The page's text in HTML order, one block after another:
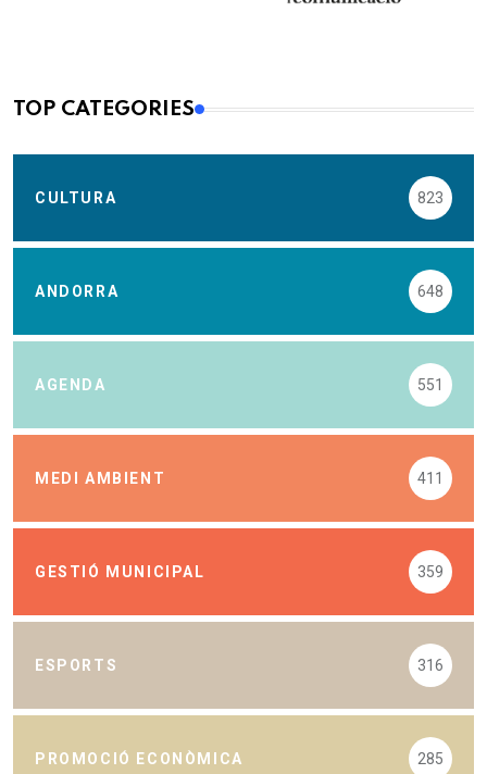
TOP CATEGORIES
CULTURA 823
ANDORRA 648
AGENDA 551
MEDI AMBIENT 411
GESTIÓ MUNICIPAL 359
ESPORTS 316
PROMOCIÓ ECONÒMICA 285